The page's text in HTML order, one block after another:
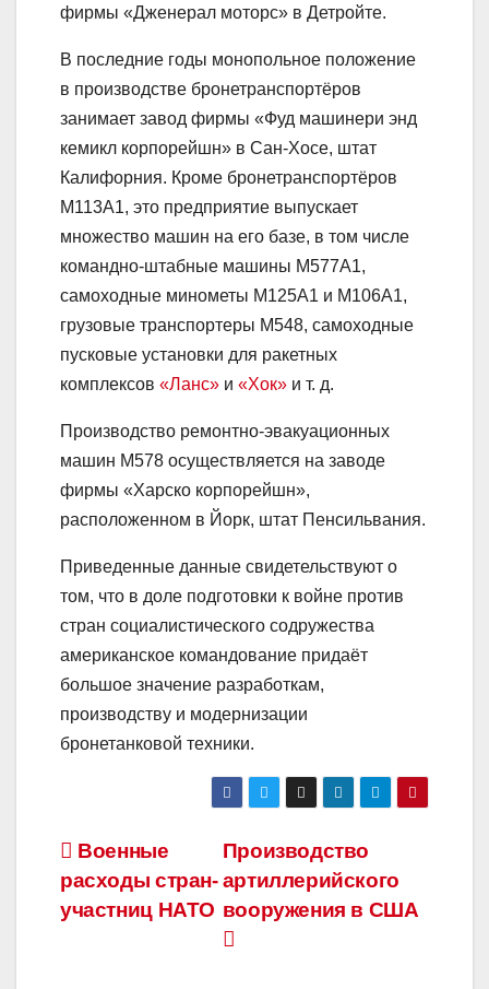
фирмы «Дженерал моторс» в Детройте.
В последние годы монопольное положение
в производстве бронетранспортёров
занимает завод фирмы «Фуд машинери энд
кемикл корпорейшн» в Сан-Хосе, штат
Калифорния. Кроме бронетранспортёров
М113А1, это предприятие выпускает
множество машин на его базе, в том числе
командно-штабные машины М577А1,
самоходные минометы М125A1 и М106А1,
грузовые транспортеры М548, самоходные
пусковые установки для ракетных
комплексов «Ланс» и «Хок» и т. д.
Производство ремонтно-эвакуационных
машин M578 осуществляется на заводе
фирмы «Харско корпорейшн»,
расположенном в Йорк, штат Пенсильвания.
Приведенные данные свидетельствуют о
том, что в доле подготовки к войне против
стран социалистического содружества
американское командование придаёт
большое значение разработкам,
производству и модернизации
бронетанковой техники.
Навигация
по
Производство
артиллерийского
вооружения в США
Военные
расходы стран-
участниц НАТО